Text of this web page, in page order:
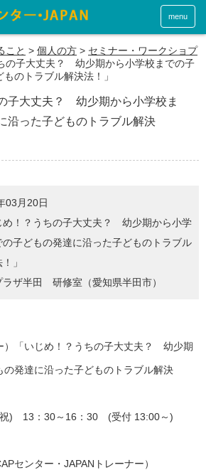
menu
こと > 個人の方 > セミナー・ワークショプ
の子大丈夫？ 幼少期から小学校までの子
のトラブル解決法！」
子大丈夫？ 幼少期から小学校ま
沿った子どものトラブル解決
03月20日
め！？うちの子大丈夫？ 幼少期から小学
の子どもの発達に沿った子どものトラブル
」
ラザ半田 研修室（愛知県半田市）
）「いじめ！？うちの子大丈夫？ 幼少期
発達に沿った子どものトラブル解決
祝) 13：30～16：30 (受付 13:00～)
センター・JAPANトレーナー）